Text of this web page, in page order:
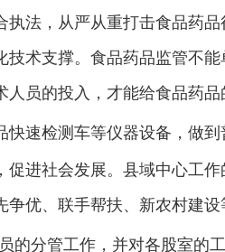
法，从严从重打击食品药品
技术支撑。食品药品监管不
人员的投入，才能给食品药
速检测车等仪器设备，做到
促进社会发展。县域中心工
优、联手帮扶、新农村建
的分管工作，并对各股室的